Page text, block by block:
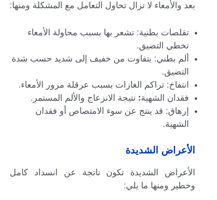
بعد والأمعاء لا تزال تحاول التعامل مع المشكلة ومنها:
تقلصات بطنية: تشعر بها بسبب محاولة الأمعاء
تخطي التضيق.
ألم بطني: يتفاوت من خفيف إلى شديد حسب شدة
التضيق.
انتفاخ: تراكم الغازات بسبب عرقلة مرور الأمعاء.
فقدان الشهية: نتيجة الانزعاج والألم المستمر.
إرهاق: قد ينتج عن سوء الامتصاص أو فقدان
الشهية.
الأعراض الشديدة
الأعراض الشديدة تكون ناتجة عن انسداد كامل
وخطير ومنها ما يلي: